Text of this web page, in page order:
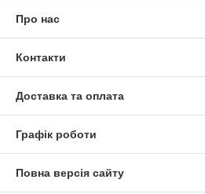
Про нас
Контакти
Доставка та оплата
Графік роботи
Повна версія сайту